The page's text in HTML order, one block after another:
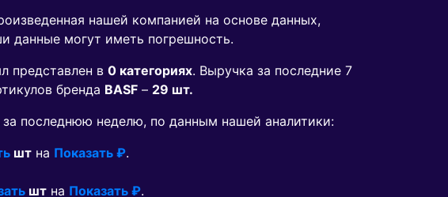
нашей компанией на основе данных,
данные могут иметь погрешность.
представлен в 0 категориях. Выручка за последние 7
бренда BASF – 29 шт.
за последнюю неделю, по данным нашей аналитики:
шт на Показать ₽.
шт на Показать ₽.